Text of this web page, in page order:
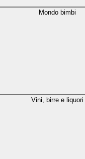
Mondo bimbi
Vini, birre e liquori